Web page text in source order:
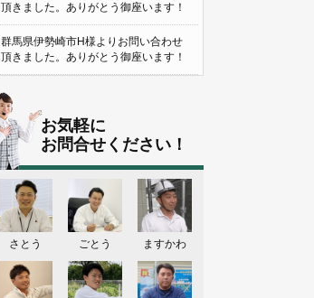
頂きました。ありがとう御座います！
群馬県伊勢崎市H様よりお問い合わせ
頂きました。ありがとう御座います！
埼玉県熊谷市M様よりお問い合わせ頂
きました。ありがとう御座います！
埼玉県熊谷市S様よりお問い合わせ頂
きました。ありがとう御座います！
群馬県伊勢崎市K様よりお問い合わせ
頂きました。ありがとう御座います！
東京都葛飾区N様よりお問い合わせ頂
2026.08.03
お気軽に
お問合せください！
さとう ごとう ますかわ